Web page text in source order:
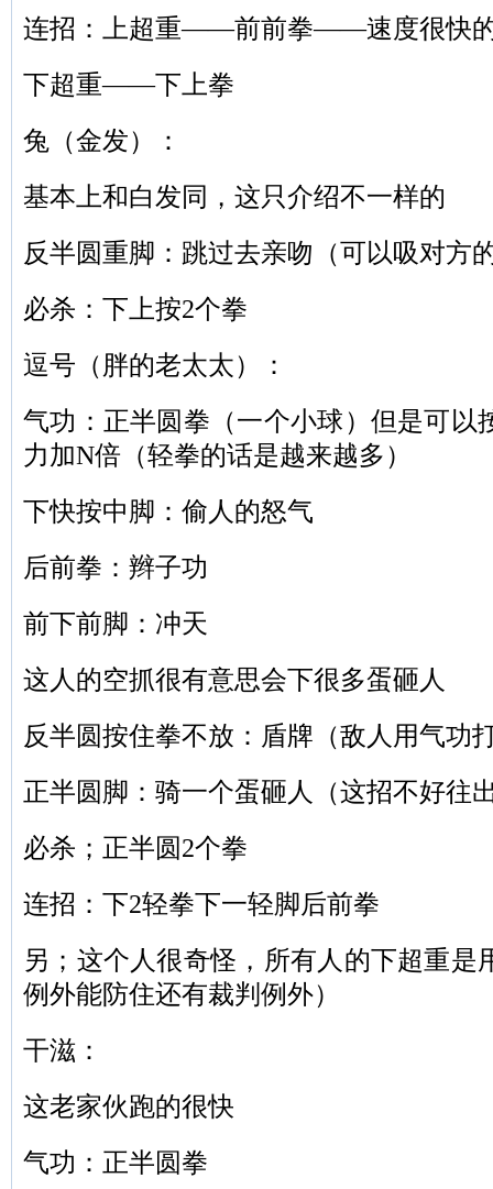
连招：上超重——前前拳——速度很快
下超重——下上拳
兔（金发）：
基本上和白发同，这只介绍不一样的
反半圆重脚：跳过去亲吻（可以吸对方
必杀 ：下上按2个拳
逗号（胖的老太太）：
气功：正半圆拳（一个小球）但是可以
力加N倍（轻拳的话是越来越多）
下快按中脚：偷人的怒气
后前拳：辫子功
前下前脚：冲天
这人的空抓很有意思会下很多蛋砸人
反半圆按住拳不放：盾牌（敌人用气功
正半圆脚：骑一个蛋砸人（这招不好往
必杀；正半圆2个拳
连招：下2轻拳下一轻脚后前拳
另；这个人很奇怪，所有人的下超重是
例外能防住还有裁判例外）
干滋：
这老家伙跑的很快
气功：正半圆拳